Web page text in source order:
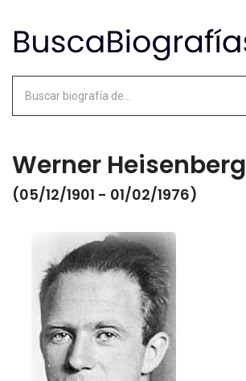
Werner Heisenberg
(05/12/1901 - 01/02/1976)